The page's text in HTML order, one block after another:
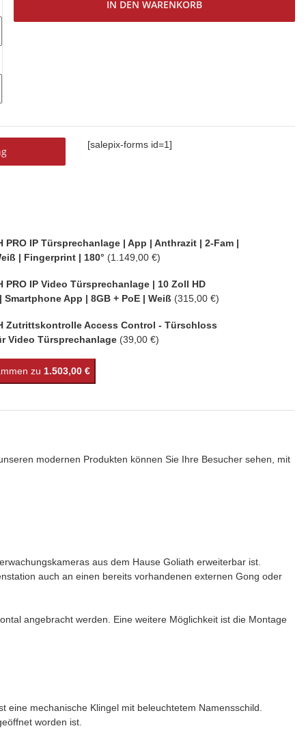
IN DEN WARENKORB
[salepix-forms id=1]
PRO IP Türsprechanlage | App | Anthrazit | 2-Fam |
| Fingerprint | 180° (1.149,00 €)
PRO IP Video Türsprechanlage | 10 Zoll HD
Smartphone App | 8GB + PoE | Weiß (315,00 €)
Zutrittskontrolle Access Control - Türschloss
Video Türsprechanlage(39,00 €)
zu 1.503,00 €
modernen Produkten können Sie Ihre Besucher sehen, mit
aus dem Hause Goliath erweiterbar ist.
auch an einen bereits vorhandenen externen Gong oder
angebracht werden. Eine weitere Möglichkeit ist die Montage
mechanische Klingel mit beleuchtetem Namensschild.
worden ist.